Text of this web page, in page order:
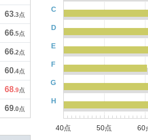
63.3点
66.5点
66.2点
60.4点
68.9点
69.0点
C
D
E
F
G
H
40点 50点 60